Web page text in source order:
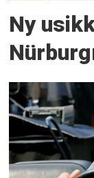
Ny